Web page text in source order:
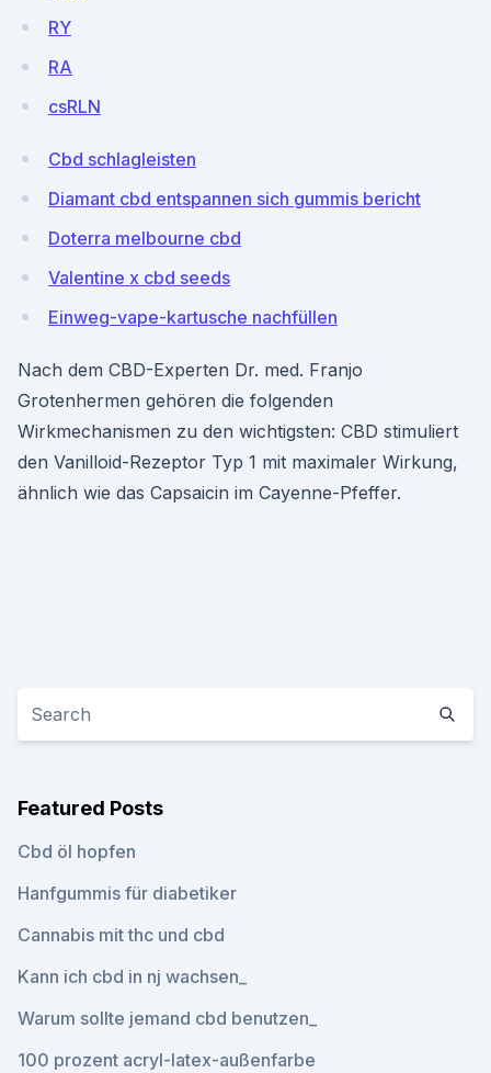
RY
RA
csRLN
Cbd schlagleisten
Diamant cbd entspannen sich gummis bericht
Doterra melbourne cbd
Valentine x cbd seeds
Einweg-vape-kartusche nachfüllen
Nach dem CBD-Experten Dr. med. Franjo
Grotenhermen gehören die folgenden
Wirkmechanismen zu den wichtigsten: CBD stimuliert
den Vanilloid-Rezeptor Typ 1 mit maximaler Wirkung,
ähnlich wie das Capsaicin im Cayenne-Pfeffer.
Featured Posts
Cbd öl hopfen
Hanfgummis für diabetiker
Cannabis mit thc und cbd
Kann ich cbd in nj wachsen_
Warum sollte jemand cbd benutzen_
100 prozent acryl-latex-außenfarbe